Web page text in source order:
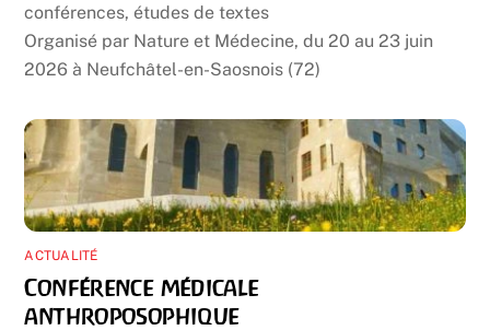
conférences, études de textes
Organisé par Nature et Médecine, du 20 au 23 juin
2026 à Neufchâtel-en-Saosnois (72)
ACTUALITÉ
Conférence médicale
anthroposophique